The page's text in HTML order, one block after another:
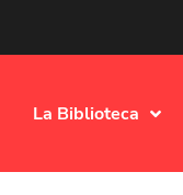
La Biblioteca